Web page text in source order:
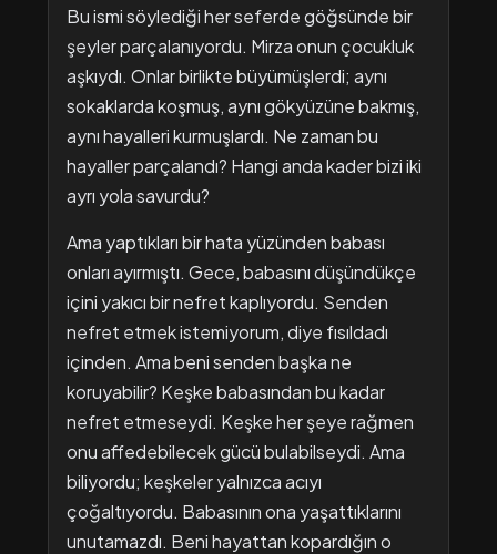
Bu ismi söylediği her seferde göğsünde bir
şeyler parçalanıyordu. Mirza onun çocukluk
aşkıydı. Onlar birlikte büyümüşlerdi; aynı
sokaklarda koşmuş, aynı gökyüzüne bakmış,
aynı hayalleri kurmuşlardı. Ne zaman bu
hayaller parçalandı? Hangi anda kader bizi iki
ayrı yola savurdu?
Ama yaptıkları bir hata yüzünden babası
onları ayırmıştı. Gece, babasını düşündükçe
içini yakıcı bir nefret kaplıyordu. Senden
nefret etmek istemiyorum, diye fısıldadı
içinden. Ama beni senden başka ne
koruyabilir? Keşke babasından bu kadar
nefret etmeseydi. Keşke her şeye rağmen
onu affedebilecek gücü bulabilseydi. Ama
biliyordu; keşkeler yalnızca acıyı
çoğaltıyordu. Babasının ona yaşattıklarını
unutamazdı. Beni hayattan kopardığın o